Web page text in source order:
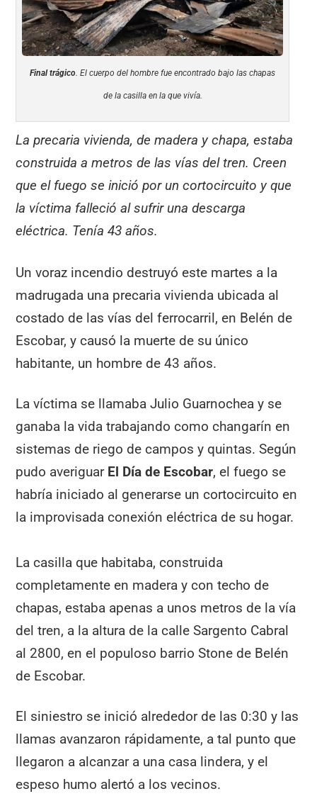
Final trágico. El cuerpo del hombre fue encontrado bajo las chapas
de la casilla en la que vivía.
La precaria vivienda, de madera y chapa, estaba
construida a metros de las vías del tren. Creen
que el fuego se inició por un cortocircuito y que
la víctima falleció al sufrir una descarga
eléctrica. Tenía 43 años.
Un voraz incendio destruyó este martes a la
madrugada una precaria vivienda ubicada al
costado de las vías del ferrocarril, en Belén de
Escobar, y causó la muerte de su único
habitante, un hombre de 43 años.
La víctima se llamaba Julio Guarnochea y se
ganaba la vida trabajando como changarín en
sistemas de riego de campos y quintas. Según
pudo averiguar El Día de Escobar, el fuego se
habría iniciado al generarse un cortocircuito en
la improvisada conexión eléctrica de su hogar.
La casilla que habitaba, construida
completamente en madera y con techo de
chapas, estaba apenas a unos metros de la vía
del tren, a la altura de la calle Sargento Cabral
al 2800, en el populoso barrio Stone de Belén
de Escobar.
El siniestro se inició alrededor de las 0:30 y las
llamas avanzaron rápidamente, a tal punto que
llegaron a alcanzar a una casa lindera, y el
espeso humo alertó a los vecinos.